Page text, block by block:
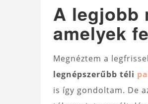
A legjobb
amelyek
Megnéztem a
legnépszerűbb téli
is így gondoltam. De